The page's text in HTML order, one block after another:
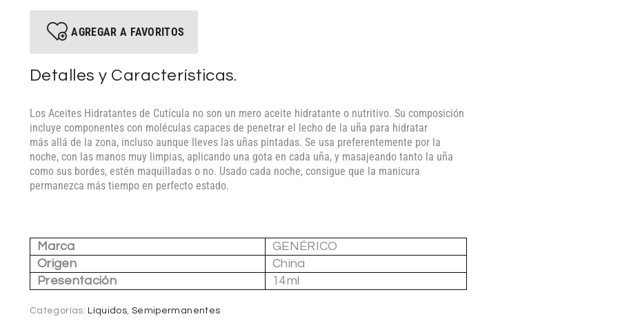
AGREGAR A FAVORITOS
Detalles y Características.
Los Aceites Hidratantes de Cutícula no son un mero aceite hidratante o nutritivo. Su composición
incluye componentes con moléculas capaces de penetrar el lecho de la uña para hidratar
más allá de la zona, incluso aunque lleves las uñas pintadas. Se usa preferentemente por la
noche, con las manos muy limpias, aplicando una gota en cada uña, y masajeando tanto la uña
como sus bordes, estén maquilladas o no. Usado cada noche, consigue que la manicura
permanezca más tiempo en perfecto estado.
Marca
GENÉRICO
Origen
China
Presentación
14ml
Categorías: Líquidos, Semipermanentes